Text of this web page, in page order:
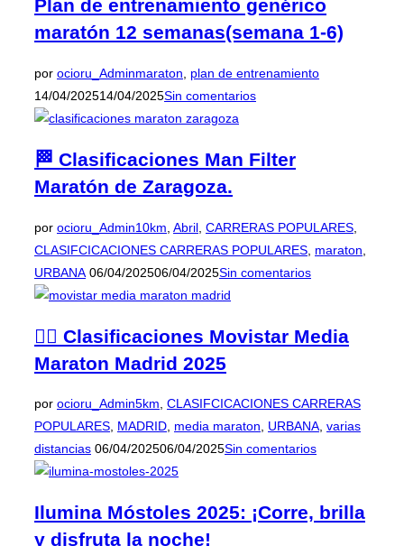
Plan de entrenamiento genérico
maratón 12 semanas(semana 1-6)
por ocioru_Adminmaraton, plan de entrenamientoPublicado
14/04/202514/04/2025Sin comentarios
🏁 Clasificaciones Man Filter
Maratón de Zaragoza.
por ocioru_Admin10km Abril CARRERAS POPULARES
CLASIFCICACIONES CARRERAS POPULARES maraton
URBANAPublicado
el
06/04/202506/04/2025Sin comentarios
🏃‍♀️ Clasificaciones Movistar Media
Maraton Madrid 2025
por ocioru_Admin5km, CLASIFCICACIONES CARRERAS
POPULARES, MADRID, media maraton, URBANA, varias
distanciasPublicado
el
06/04/202506/04/2025Sin comentarios
Ilumina Móstoles 2025: ¡Corre, brilla
y disfruta la noche!